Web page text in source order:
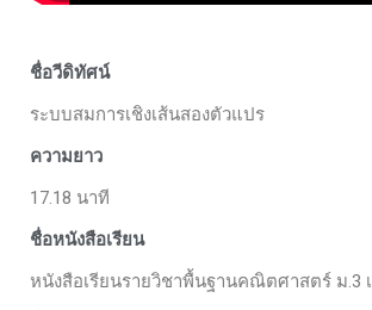
ชื่อวีดิทัศน์
ระบบสมการเชิงเส้นสองตัวแปร
ความยาว
17.18 นาที
ชื่อหนังสือเรียน
หนังสือเรียนรายวิชาพื้นฐานคณิตศาสตร์ ม.3